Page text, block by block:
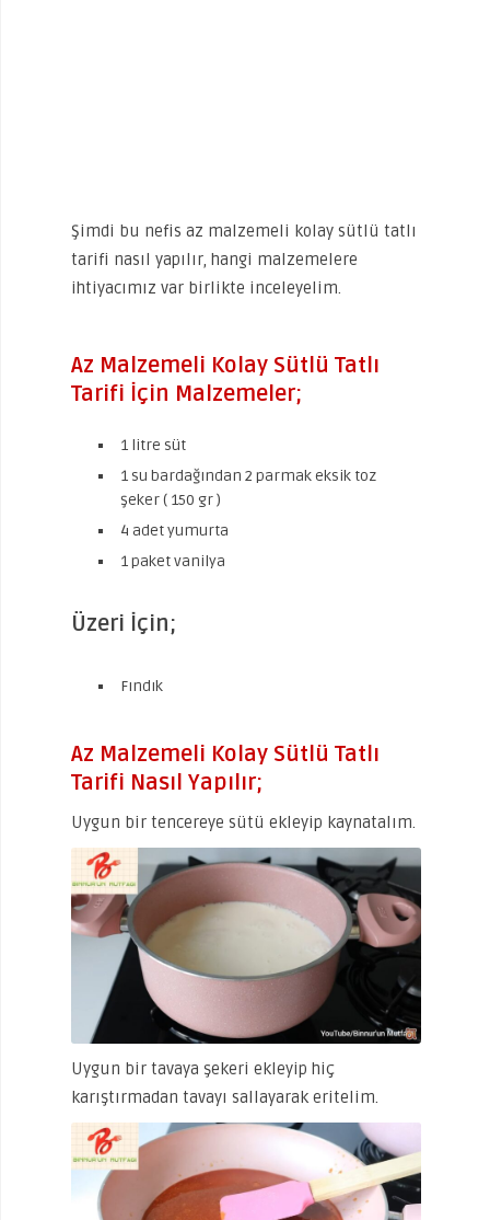
Şimdi bu nefis az malzemeli kolay sütlü tatlı
tarifi nasıl yapılır, hangi malzemelere
ihtiyacımız var birlikte inceleyelim.
Az Malzemeli Kolay Sütlü Tatlı
Tarifi İçin Malzemeler;
1 litre süt
1 su bardağından 2 parmak eksik toz
şeker ( 150 gr )
4 adet yumurta
1 paket vanilya
Üzeri İçin;
Fındık
Az Malzemeli Kolay Sütlü Tatlı
Tarifi Nasıl Yapılır;
Uygun bir tencereye sütü ekleyip kaynatalım.
Uygun bir tavaya şekeri ekleyip hiç
karıştırmadan tavayı sallayarak eritelim.